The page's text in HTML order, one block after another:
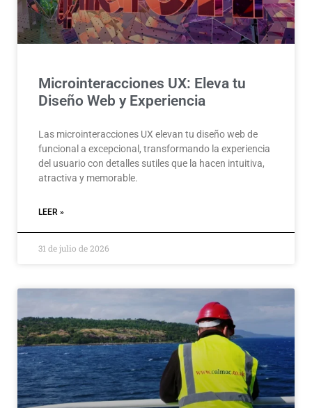
Microinteracciones UX: Eleva tu
Diseño Web y Experiencia
Las microinteracciones UX elevan tu diseño web de
funcional a excepcional, transformando la experiencia
del usuario con detalles sutiles que la hacen intuitiva,
atractiva y memorable.
LEER »
31 de julio de 2026